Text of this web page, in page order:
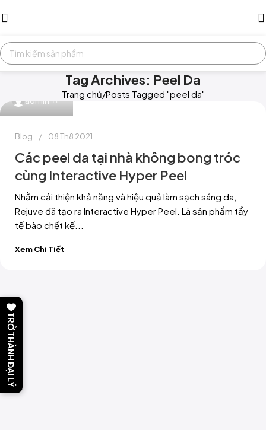
Tag Archives: Peel Da
Trang chủ Posts Tagged "peel da"
admin
Blog 08 Th8 2021
Các peel da tại nhà không bong tróc
cùng Interactive Hyper Peel
Nhằm cải thiện khả năng và hiệu quả làm sạch sáng da,
Rejuve đã tạo ra Interactive Hyper Peel. Là sản phẩm tẩy
tế bào chết kế...
Xem Chi Tiết
TRỞ THÀNH ĐẠI LÝ